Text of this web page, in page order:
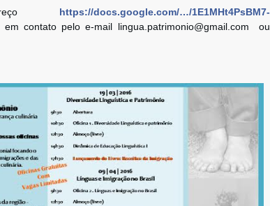
https://docs.google.com/…/1E1MHt4PsBM7-
contato pelo e-mail lingua.patrimonio@gmail.com ou